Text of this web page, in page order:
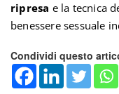
ripresa e la tecnica
benessere sessuale
Condividi questo